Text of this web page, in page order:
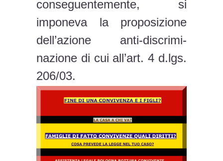
conseguentemente, si
imponeva la proposizione
dell’azione anti-discrimi-
nazione di cui all’art. 4 d.lgs.
206/03.